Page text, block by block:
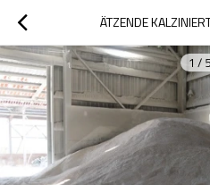
ÄTZENDE
1 / 5